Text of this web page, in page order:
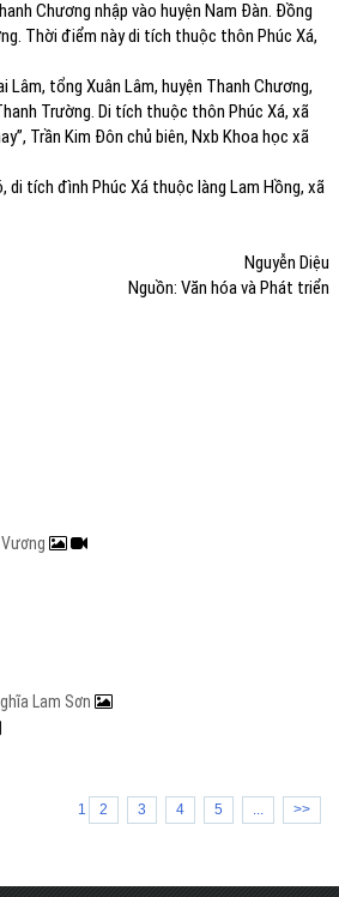
Chương nhập vào huyện Nam Đàn. Đồng
Thời điểm này di tích thuộc thôn Phúc Xá,
tổng Xuân Lâm, huyện Thanh Chương,
Trường. Di tích thuộc thôn Phúc Xá, xã
Trần Kim Đôn chủ biên, Nxb Khoa học xã
di tích đình Phúc Xá thuộc làng Lam Hồng, xã
Nguyễn Diệu
Nguồn: Văn hóa và Phát triển
Lam Sơn
1 2 3 4 5 ... >>